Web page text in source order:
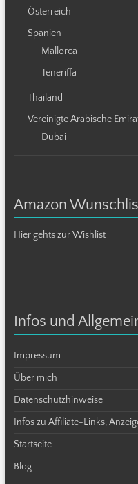
Österreich
Spanien
Mallorca
Teneriffa
Thailand
Vereinigte Arabische
Dubai
Amazon
Hier gehts zur Wishlist
Infos und
Impressum
Über mich
Datenschutzhinweise
Infos zu Affiliate-Links,
Startseite
Blog